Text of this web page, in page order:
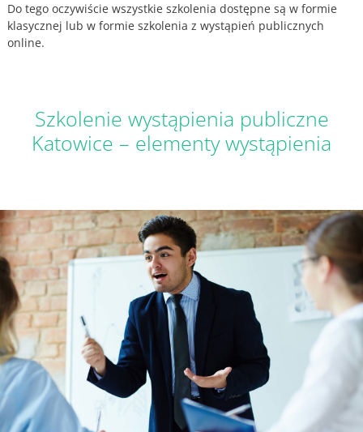
Do tego oczywiście wszystkie szkolenia dostępne są w formie
klasycznej lub w formie szkolenia z wystąpień publicznych
online.
Szkolenie wystąpienia publiczne
Katowice – elementy wystąpienia